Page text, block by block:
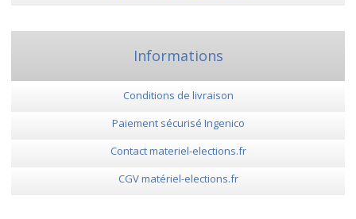
Informations
Conditions de livraison
Paiement sécurisé Ingenico
Contact materiel-elections.fr
CGV matériel-elections.fr